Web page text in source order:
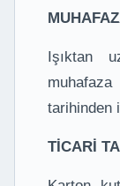
Işıktan
tarihinden
TİCARİ